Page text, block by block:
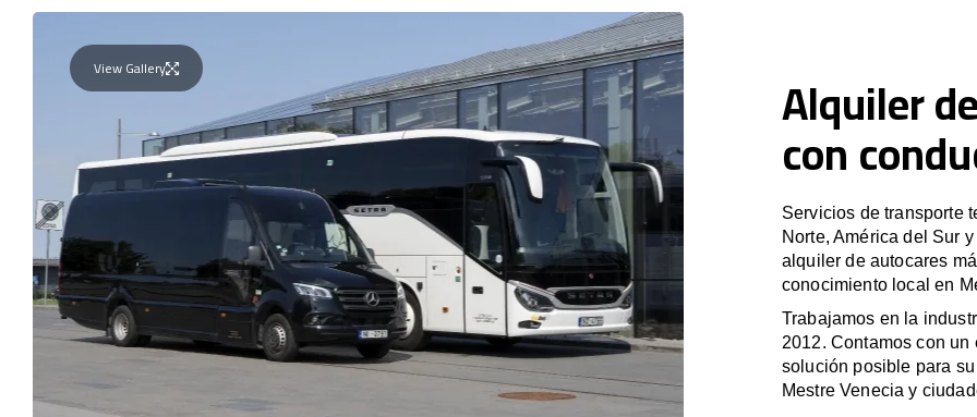
View Gallery Alquiler
con
Servicios de transporte
Norte, América del Sur
alquiler de autocares
conocimiento local en
Trabajamos en la
2012. Contamos con
solución posible para
Mestre Venecia y